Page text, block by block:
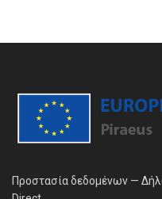
Προστασία δεδομένων —